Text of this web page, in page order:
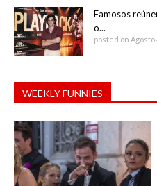
Famosos
o...
posted on Agosto
WEEKLY FUNNIES